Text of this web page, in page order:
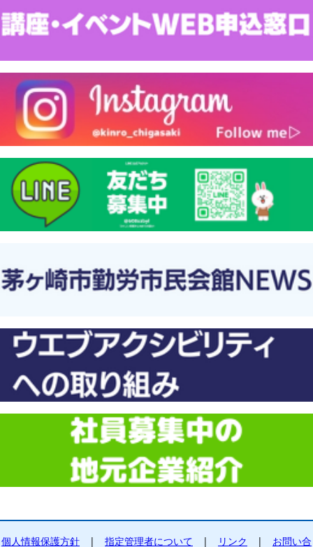
個人情報保護方針 | 指定管理者について | リンク | お問い合